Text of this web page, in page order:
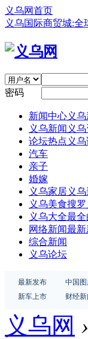
义乌网首页
义乌国际商贸城:
密码
新闻中心义
义乌新闻 义
论坛热点 义
汽车
亲子
婚嫁
义乌家居义
义乌美食搜
义乌大全最
网络新闻最新
综合新闻
义乌论坛
最新发布 中国
新车上市
财经新
义乌网 ›